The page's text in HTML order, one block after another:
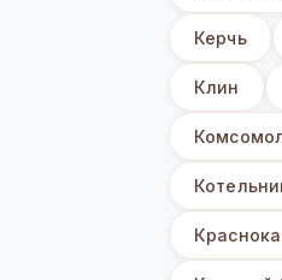
Керчь
Клин